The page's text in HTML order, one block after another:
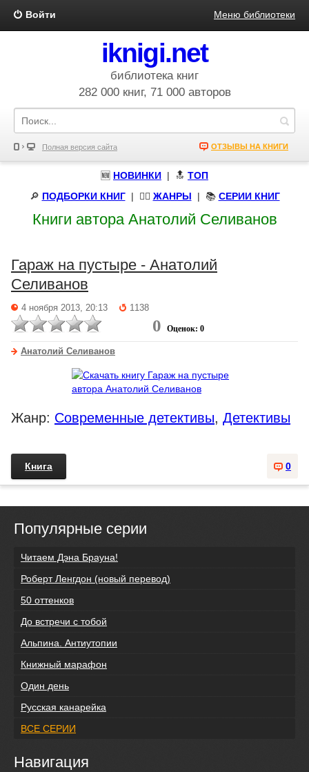
Войти Меню библиотеки
iknigi.net
библиотека книг
282 000 книг, 71 000 авторов
Полная версия сайта ОТЗЫВЫ НА КНИГИ
🆕 НОВИНКИ | 🔝 ТОП
🔎 ПОДБОРКИ КНИГ| 🧝‍♀️ ЖАНРЫ | 📚 СЕРИИ КНИГ
Книги автора Анатолий Селиванов
Гараж на пустыре - Анатолий
Селиванов
4 ноября 2013, 20:13 1138
0 Оценок: 0
Анатолий Селиванов
Жанр: Современные детективы, Детективы
0
Книга
Популярные серии
Читаем Дэна Брауна!
Роберт Ленгдон (новый перевод)
50 оттенков
До встречи с тобой
Альпина. Антиутопии
Книжный марафон
Один день
Русская канарейка
ВСЕ СЕРИИ
Навигация